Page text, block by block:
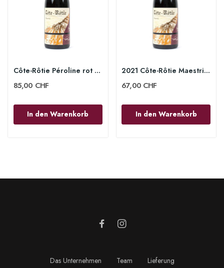
Côte-Rôtie Péroline rot 2021 - Domaine Levet
85,00 CHF
In den Warenkorb
2021 Côte-Rôtie Maestria rot 75cl - Domaine Levet
67,00 CHF
In den Warenkorb
Das Unternehmen Team Lieferung